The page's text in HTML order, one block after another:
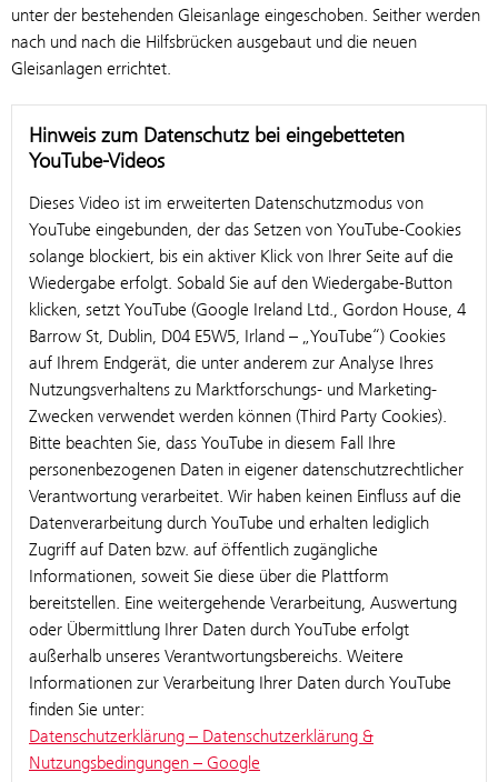
unter der bestehenden Gleisanlage eingeschoben. Seither werden
nach und nach die Hilfsbrücken ausgebaut und die neuen
Gleisanlagen errichtet.
Hinweis zum Datenschutz bei eingebetteten
YouTube-Videos
Dieses Video ist im erweiterten Datenschutzmodus von
YouTube eingebunden, der das Setzen von YouTube-Cookies
solange blockiert, bis ein aktiver Klick von Ihrer Seite auf die
Wiedergabe erfolgt. Sobald Sie auf den Wiedergabe-Button
klicken, setzt YouTube (Google Ireland Ltd., Gordon House, 4
Barrow St, Dublin, D04 E5W5, Irland – „YouTube“) Cookies
auf Ihrem Endgerät, die unter anderem zur Analyse Ihres
Nutzungsverhaltens zu Marktforschungs- und Marketing-
Zwecken verwendet werden können (Third Party Cookies).
Bitte beachten Sie, dass YouTube in diesem Fall Ihre
personenbezogenen Daten in eigener datenschutzrechtlicher
Verantwortung verarbeitet. Wir haben keinen Einfluss auf die
Datenverarbeitung durch YouTube und erhalten lediglich
Zugriff auf Daten bzw. auf öffentlich zugängliche
Informationen, soweit Sie diese über die Plattform
bereitstellen. Eine weitergehende Verarbeitung, Auswertung
oder Übermittlung Ihrer Daten durch YouTube erfolgt
außerhalb unseres Verantwortungsbereichs. Weitere
Informationen zur Verarbeitung Ihrer Daten durch YouTube
finden Sie unter:
Datenschutzerklärung – Datenschutzerklärung &
Nutzungsbedingungen – Google